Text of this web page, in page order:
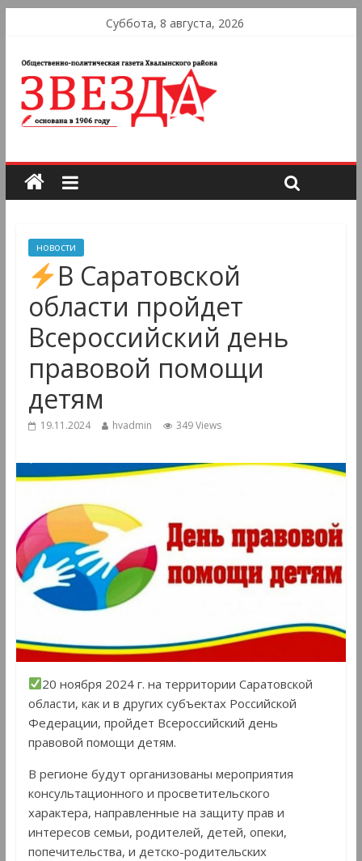
Суббота, 8 августа, 2026
новости
В Саратовской
области пройдет
Всероссийский день
правовой помощи
детям
19.11.2024 hvadmin 349 Views
20 ноября 2024 г. на территории Саратовской
области, как и в других субъектах Российской
Федерации, пройдет Всероссийский день
правовой помощи детям.
В регионе будут организованы мероприятия
консультационного и просветительского
характера, направленные на защиту прав и
интересов семьи, родителей, детей, опеки,
попечительства, и детско-родительских